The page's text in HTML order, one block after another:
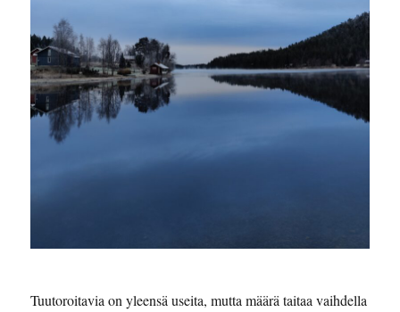
Tuutoroitavia on yleensä useita, mutta määrä taitaa vaihdella